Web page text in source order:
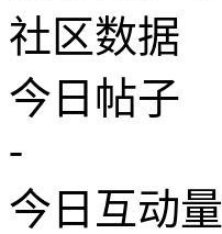
社区数据
今日帖子
-
今日互动量